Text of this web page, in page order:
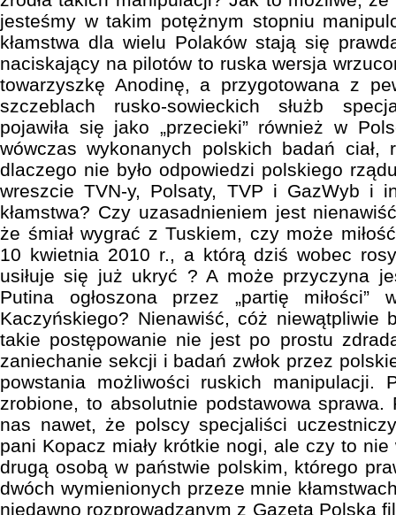
jesteśmy w takim potężnym stopniu
kłamstwa dla wielu Polaków stają się
naciskający na pilotów to ruska wersja
towarzyszkę Anodinę, a przygotowana z
szczeblach rusko-sowieckich służb
pojawiła się jako „przecieki” również w
wówczas wykonanych polskich badań
dlaczego nie było odpowiedzi polskiego
wreszcie TVN-y, Polsaty, TVP i GazWyb i
kłamstwa? Czy uzasadnieniem jest
że śmiał wygrać z Tuskiem, czy może
10 kwietnia 2010 r., a którą dziś wobec
usiłuje się już ukryć ? A może przyczyna
Putina ogłoszona przez „partię
Kaczyńskiego? Nienawiść, cóż niewątpliwie
takie postępowanie nie jest po prostu
zaniechanie sekcji i badań zwłok przez
powstania możliwości ruskich manipulacji.
zrobione, to absolutnie podstawowa sprawa.
nas nawet, że polscy specjaliści
pani Kopacz miały krótkie nogi, ale czy to nie
drugą osobą w państwie polskim, którego
dwóch wymienionych przeze mnie
niedawno rozprowadzanym z Gazetą Polską